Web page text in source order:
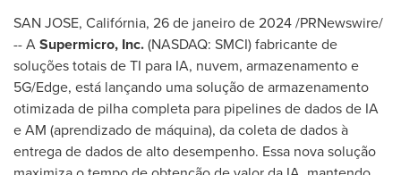
SAN JOSE, Califórnia, 26 de janeiro de 2024/PRNewswire/
-- ASupermicro, Inc.(NASDAQ: SMCI) fabricante de
soluções totais de TI para IA, nuvem, armazenamento e
5G/Edge, está lançando uma solução de armazenamento
otimizada de pilha completa para pipelines de dados de IA
e AM (aprendizado de máquina), da coleta de dados à
entrega de dados de alto desempenho. Essa nova solução